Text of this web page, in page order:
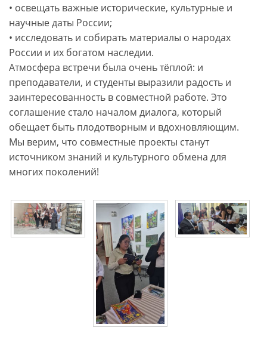
• освещать важные исторические, культурные и
научные даты России;
• исследовать и собирать материалы о народах
России и их богатом наследии.
Атмосфера встречи была очень тёплой: и
преподаватели, и студенты выразили радость и
заинтересованность в совместной работе. Это
соглашение стало началом диалога, который
обещает быть плодотворным и вдохновляющим.
Мы верим, что совместные проекты станут
источником знаний и культурного обмена для
многих поколений!